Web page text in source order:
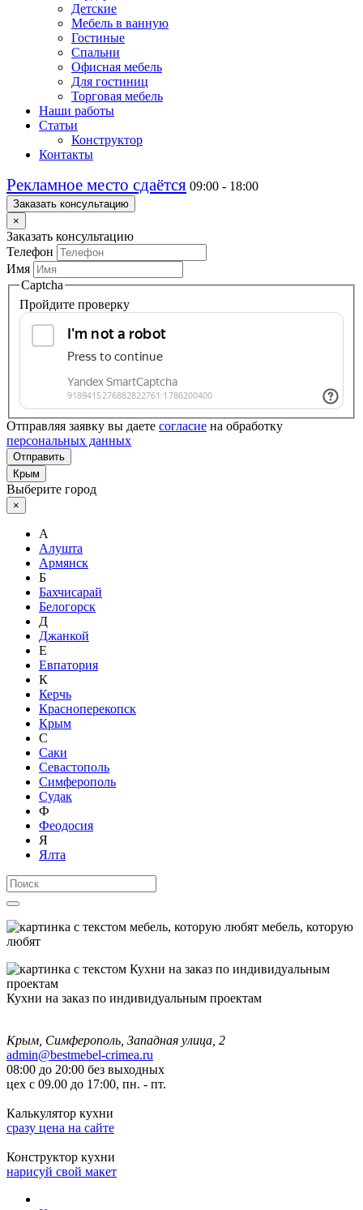
Детские
Мебель в ванную
Гостиные
Спальни
Офисная мебель
Для гостиниц
Торговая мебель
Наши работы
Статьи
Конструктор
Контакты
Рекламное место сдаётся 09:00 - 18:00
Заказать консультацию
×
Заказать консультацию
Телефон
Имя
Captcha
Пройдите проверку
Отправляя заявку вы даете согласие на обработку
персональных данных
Отправить
Крым
Выберите город
×
А
Алушта
Армянск
Б
Бахчисарай
Белогорск
Д
Джанкой
Е
Евпатория
К
Керчь
Красноперекопск
Крым
С
Саки
Севастополь
Симферополь
Судак
Ф
Феодосия
Я
Ялта
мебель, которую
любят
Кухни на заказ по индивидуальным проектам
Крым, Симферополь, Западная улица, 2
admin@bestmebel-crimea.ru
08:00 до 20:00 без выходных
цех с 09.00 до 17:00, пн. - пт.
Калькулятор кухни
сразу цена на сайте
Конструктор кухни
нарисуй свой макет